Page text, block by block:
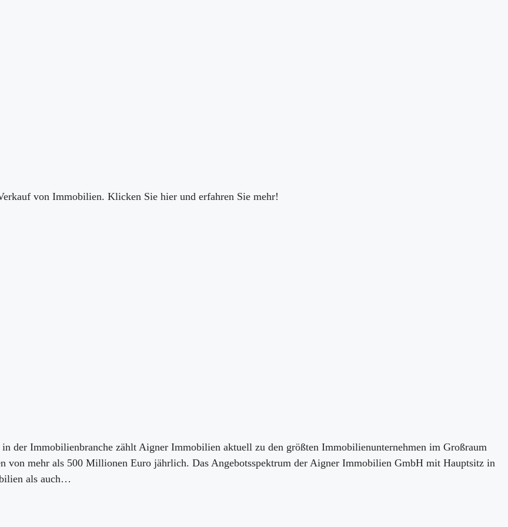
von Immobilien. Klicken Sie hier und erfahren Sie mehr!
der Immobilienbranche zählt Aigner Immobilien aktuell zu den größten Immobilienunternehmen im Großraum
von mehr als 500 Millionen Euro jährlich. Das Angebotsspektrum der Aigner Immobilien GmbH mit Hauptsitz in
als auch…